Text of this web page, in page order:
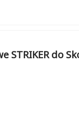
STRIKER do